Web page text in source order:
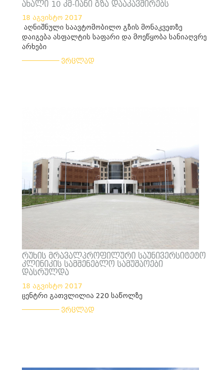
ახალი 10 კმ-იანი გზა დააკავშირებს
18 აგვისტო 2017
აღნიშნული საავტომობილო გზის მონაკვეთზე
დაიგება ასფალტის საფარი და მოეწყობა სანიაღვრე
არხები
ვრცლად
რუხის მრავალპროფილური საუნივერსიტეტო
კლინიკის სამშენებლო სამუშაოები
დასრულდა
18 აგვისტო 2017
ცენტრი გათვლილია 220 საწოლზე
ვრცლად